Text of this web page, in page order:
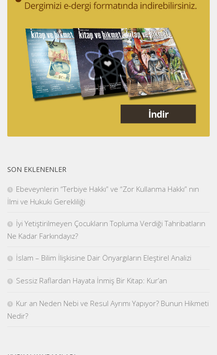
SON EKLENENLER
Ebeveynlerin “Terbiye Hakkı” ve “Zor Kullanma Hakkı” nın
İlmi ve Hukuki Gerekliliği
İyi Yetiştirilmeyen Çocukların Topluma Verdiği Tahribatların
Ne Kadar Farkındayız?
İslam – Bilim İlişkisine Dair Önyargıların Eleştirel Analizi
Sessiz Raflardan Hayata İnmiş Bir Kitap: Kur’an
Kur an Neden Nebi ve Resul Ayrımı Yapıyor? Bunun Hikmeti
Nedir?